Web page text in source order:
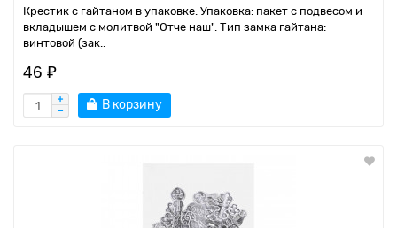
Крестик с гайтаном в упаковке. Упаковка: пакет с подвесом и
вкладышем с молитвой "Отче наш". Тип замка гайтана:
винтовой (зак..
46 ₽
В корзину